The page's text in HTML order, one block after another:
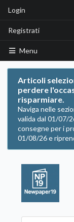
Login
Registrati
Menu
Articoli
perdere
risparmiare.
Naviga nelle
valida dal 01/07/
consegne per i
01/08/26 e